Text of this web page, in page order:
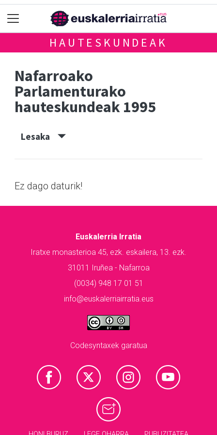
HAUTESKUNDEAK
Nafarroako
Parlamenturako
hauteskundeak 1995
Lesaka
Ez dago daturik!
Euskalerria Irratia
Iratxe monasterioa 45, ezk. eskailera, 13. ezk.
31011 Iruñea - Nafarroa
(0034) 948 17 01 51
info@euskalerriairratia.eus
Codesyntaxek garatua